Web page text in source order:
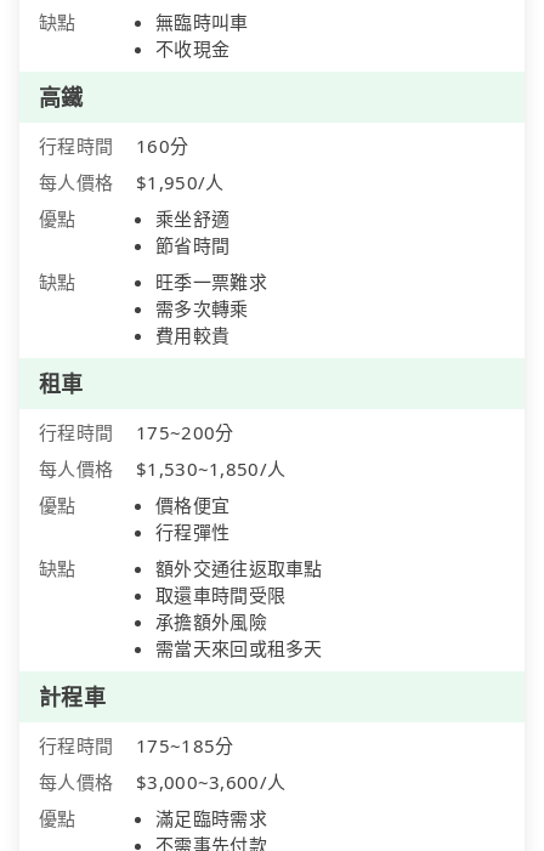
缺點
無臨時叫車
不收現金
高鐵
行程時間
160分
每人價格
$1,950/人
優點
乘坐舒適
節省時間
缺點
旺季一票難求
需多次轉乘
費用較貴
租車
行程時間
175~200分
每人價格
$1,530~1,850/人
優點
價格便宜
行程彈性
缺點
額外交通往返取車點
取還車時間受限
承擔額外風險
需當天來回或租多天
計程車
行程時間
175~185分
每人價格
$3,000~3,600/人
優點
滿足臨時需求
不需事先付款